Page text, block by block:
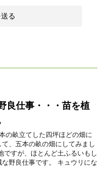
良仕事・・・苗を植
の畝立てした四坪ほどの畑に
、五本の畝の畑にしてみまし
ですが、ほとんど土ふるいもし
野良仕事です。 キュウリにな